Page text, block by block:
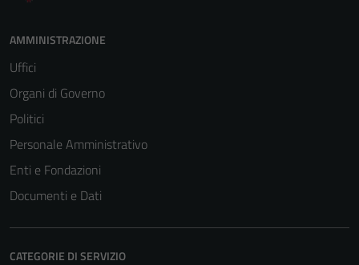
AMMINISTRAZIONE
Uffici
Organi di Governo
Politici
Personale Amministrativo
Enti e Fondazioni
Documenti e Dati
CATEGORIE DI SERVIZIO